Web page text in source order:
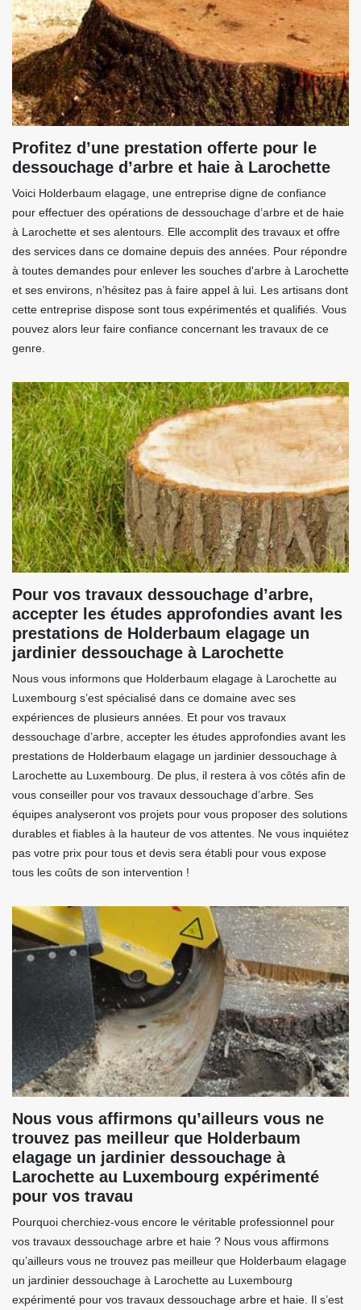
Profitez d’une prestation offerte pour le
dessouchage d’arbre et haie à Larochette
Voici Holderbaum elagage, une entreprise digne de confiance
pour effectuer des opérations de dessouchage d’arbre et de haie
à Larochette et ses alentours. Elle accomplit des travaux et offre
des services dans ce domaine depuis des années. Pour répondre
à toutes demandes pour enlever les souches d'arbre à Larochette
et ses environs, n’hésitez pas à faire appel à lui. Les artisans dont
cette entreprise dispose sont tous expérimentés et qualifiés. Vous
pouvez alors leur faire confiance concernant les travaux de ce
genre.
Pour vos travaux dessouchage d’arbre,
accepter les études approfondies avant les
prestations de Holderbaum elagage un
jardinier dessouchage à Larochette
Nous vous informons que Holderbaum elagage à Larochette au
Luxembourg s’est spécialisé dans ce domaine avec ses
expériences de plusieurs années. Et pour vos travaux
dessouchage d’arbre, accepter les études approfondies avant les
prestations de Holderbaum elagage un jardinier dessouchage à
Larochette au Luxembourg. De plus, il restera à vos côtés afin de
vous conseiller pour vos travaux dessouchage d’arbre. Ses
équipes analyseront vos projets pour vous proposer des solutions
durables et fiables à la hauteur de vos attentes. Ne vous inquiétez
pas votre prix pour tous et devis sera établi pour vous expose
tous les coûts de son intervention !
Nous vous affirmons qu’ailleurs vous ne
trouvez pas meilleur que Holderbaum
elagage un jardinier dessouchage à
Larochette au Luxembourg expérimenté
pour vos travau
Pourquoi cherchiez-vous encore le véritable professionnel pour
vos travaux dessouchage arbre et haie ? Nous vous affirmons
qu’ailleurs vous ne trouvez pas meilleur que Holderbaum elagage
un jardinier dessouchage à Larochette au Luxembourg
expérimenté pour vos travaux dessouchage arbre et haie. Il s’est